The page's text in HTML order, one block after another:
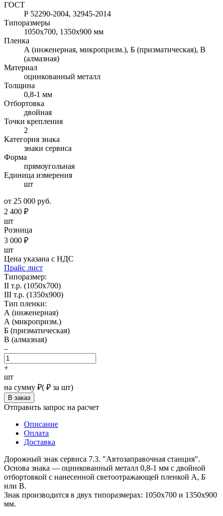
ГОСТ
Р 52290-2004, 32945-2014
Типоразмеры
1050х700, 1350х900 мм
Пленка
А (инженерная, микропризм.), Б (призматическая), В
(алмазная)
Материал
оцинкованный металл
Толщина
0,8-1 мм
Отбортовка
двойная
Точки крепления
2
Категория знака
знаки сервиса
Форма
прямоугольная
Единица измерения
шт
от 25 000 руб.
2 400 ₽
шт
Розница
3 000 ₽
шт
Цена указана с НДС
Прайс лист
Типоразмер:
II т.р. (1050х700)
III т.р. (1350х900)
Тип пленки:
А (инженерная)
А (микропризм.)
Б (призматическая)
В (алмазная)
–
+
шт
на сумму ₽( ₽ за шт)
Отправить запрос на расчет
Описание
Оплата
Доставка
Дорожный знак сервиса 7.3. "Автозаправочная станция".
Основа знака — оцинкованный металл 0,8-1 мм с двойной
отбортовкой с нанесенной светоотражающей пленкой А, Б
или В.
Знак производится в двух типоразмерах: 1050х700 и 1350х900
мм.